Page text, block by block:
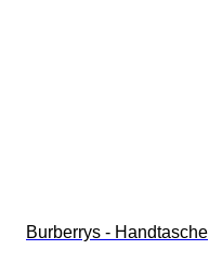
Burberrys - Handtasche